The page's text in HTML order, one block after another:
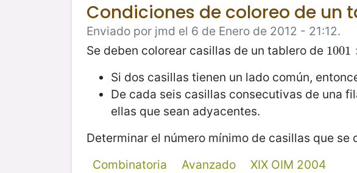
Condiciones de coloreo de un
Enviado por jmd el 6 de Enero de 2012 - 21:12.
Se deben colorear casillas de un tablero de 1001
1001
Si dos casillas tienen un lado común,
De cada seis casillas consecutivas de una
ellas que sean adyacentes.
Determinar el número mínimo de casillas que se
Combinatoria
Avanzado XIX OIM 2004